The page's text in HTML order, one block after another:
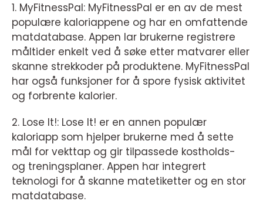
1. MyFitnessPal: MyFitnessPal er en av de mest
populære kaloriappene og har en omfattende
matdatabase. Appen lar brukerne registrere
måltider enkelt ved å søke etter matvarer eller
skanne strekkoder på produktene. MyFitnessPal
har også funksjoner for å spore fysisk aktivitet
og forbrente kalorier.
2. Lose It!: Lose It! er en annen populær
kaloriapp som hjelper brukerne med å sette
mål for vekttap og gir tilpassede kostholds-
og treningsplaner. Appen har integrert
teknologi for å skanne matetiketter og en stor
matdatabase.